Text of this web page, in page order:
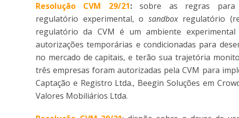
Resolução CVM 29/21:sobre as regras para
regulatório experimental, o sandbox regulatório
regulatório da CVM é um ambiente
autorizações temporárias e condicionadas para
no mercado de capitais, e terão sua trajetória
três empresas foram autorizadas pela CVM para
Captação e Registro Ltda., Beegin Soluções em
Valores Mobiliários Ltda.